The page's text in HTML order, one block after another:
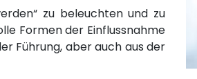
zu beleuchten und zu
Formen der Einflussnahme
Führung, aber auch aus der